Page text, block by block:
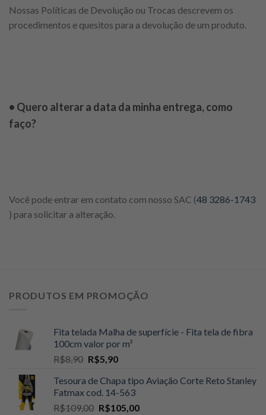
Nossas Políticas de Devolução ou Trocas descrevem os
procedimentos e quesitos para a devolução de um produto.
• Quero alterar a data da minha entrega, como
faço?
Você pode entrar em contato com nosso SAC (48 3286-1743
) para solicitar a alteração.
PRODUTOS EM PROMOÇÃO
Fita telada Malha de superfície - Fita tela de fibra
100cm valor por m²
R$8,90 O
original
era:
R$8,90.
R$5,90O
atual
é:
R$5,90.
Tesoura de Chapa tipo Aviação Corte Reto Stanley
Fatmax cod. 14-563
R$109,00 O
R$105,00O